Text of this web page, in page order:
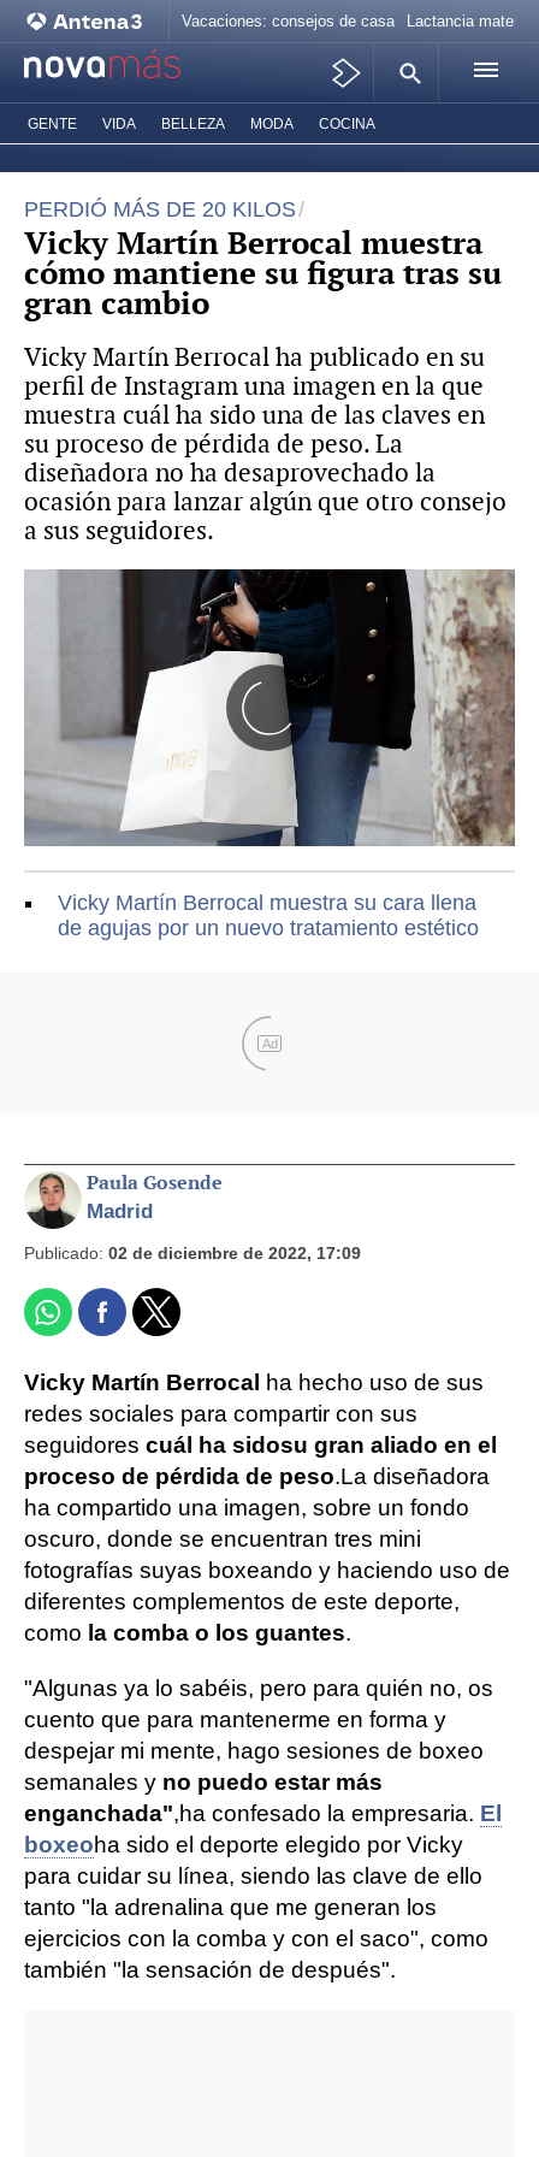
Vacaciones: consejos de casa Lactancia materna
GENTE VIDA BELLEZA MODA COCINA
PERDIÓ MÁS DE 20 KILOS
Vicky Martín Berrocal muestra
cómo mantiene su figura tras su
gran cambio
Vicky Martín Berrocal ha publicado en su
perfil de Instagram una imagen en la que
muestra cuál ha sido una de las claves en
su proceso de pérdida de peso. La
diseñadora no ha desaprovechado la
ocasión para lanzar algún que otro consejo
a sus seguidores.
Vicky Martín Berrocal muestra su cara llena
de agujas por un nuevo tratamiento estético
Ad
Paula Gosende
Madrid
Publicado: 02 de diciembre de 2022, 17:09
Vicky Martín Berrocal ha hecho uso de sus
redes sociales para compartir con sus
seguidores cuál ha sidosu gran aliado en el
proceso de pérdida de peso.La diseñadora
ha compartido una imagen, sobre un fondo
oscuro, donde se encuentran tres mini
fotografías suyas boxeando y haciendo uso de
diferentes complementos de este deporte,
como la comba o los guantes.
"Algunas ya lo sabéis, pero para quién no, os
cuento que para mantenerme en forma y
despejar mi mente, hago sesiones de boxeo
semanales y no puedo estar más
enganchada",ha confesado la empresaria. El
boxeoha sido el deporte elegido por Vicky
para cuidar su línea, siendo las clave de ello
tanto "la adrenalina que me generan los
ejercicios con la comba y con el saco", como
también "la sensación de después".